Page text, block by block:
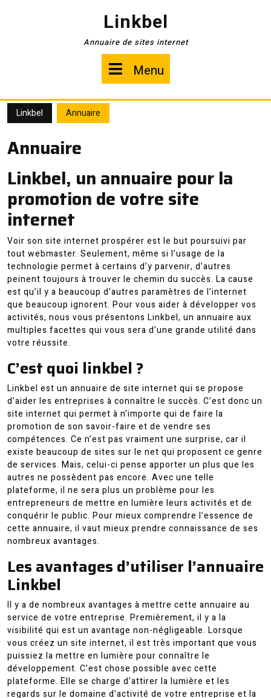
Linkbel
Annuaire de sites internet
Menu
Linkbel Annuaire
Annuaire
Linkbel, un annuaire pour la
promotion de votre site
internet
Voir son site internet prospérer est le but poursuivi par
tout webmaster. Seulement, même si l’usage de la
technologie permet à certains d’y parvenir, d’autres
peinent toujours à trouver le chemin du succès. La cause
est qu’il y a beaucoup d’autres paramètres de l’internet
que beaucoup ignorent. Pour vous aider à développer vos
activités, nous vous présentons Linkbel, un annuaire aux
multiples facettes qui vous sera d’une grande utilité dans
votre réussite.
C’est quoi linkbel ?
Linkbel est un annuaire de site internet qui se propose
d’aider les entreprises à connaître le succès. C’est donc un
site internet qui permet à n’importe qui de faire la
promotion de son savoir-faire et de vendre ses
compétences. Ce n’est pas vraiment une surprise, car il
existe beaucoup de sites sur le net qui proposent ce genre
de services. Mais, celui-ci pense apporter un plus que les
autres ne possèdent pas encore. Avec une telle
plateforme, il ne sera plus un problème pour les
entrepreneurs de mettre en lumière leurs activités et de
conquérir le public. Pour mieux comprendre l’essence de
cette annuaire, il vaut mieux prendre connaissance de ses
nombreux avantages.
Les avantages d’utiliser l’annuaire
Linkbel
Il y a de nombreux avantages à mettre cette annuaire au
service de votre entreprise. Premièrement, il y a la
visibilité qui est un avantage non-négligeable. Lorsque
vous créez un site internet, il est très important que vous
puissiez la mettre en lumière pour connaître le
développement. C’est chose possible avec cette
plateforme. Elle se charge d’attirer la lumière et les
regards sur le domaine d’activité de votre entreprise et la